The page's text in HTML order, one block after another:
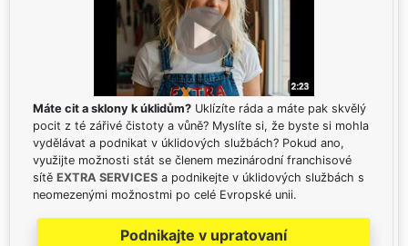
Máte cit a sklony k úklidům? Uklízíte ráda a máte pak skvělý
pocit z té zářivé čistoty a vůně? Myslíte si, že byste si mohla
vydělávat a podnikat v úklidových službách? Pokud ano,
využijte možnosti stát se členem mezinárodní franchisové
sítě EXTRA SERVICES a podnikejte v úklidových službách s
neomezenými možnostmi po celé Evropské unii.
Podnikajte v upratovaní